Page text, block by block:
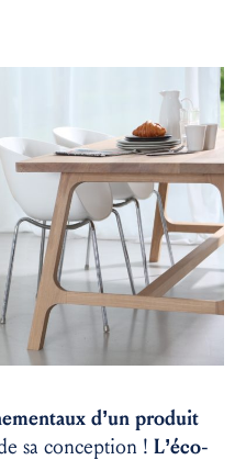
d’un produit
sa conception ! L’éco-